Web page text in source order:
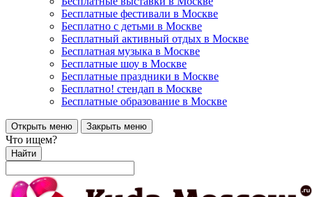
Бесплатные фестивали в Москве
Бесплатно с детьми в Москве
Бесплатный активный отдых в Москве
Бесплатная музыка в Москве
Бесплатные шоу в Москве
Бесплатные праздники в Москве
Бесплатно! стендап в Москве
Бесплатные образование в Москве
Открыть меню Закрыть меню
Что ищем?
Найти